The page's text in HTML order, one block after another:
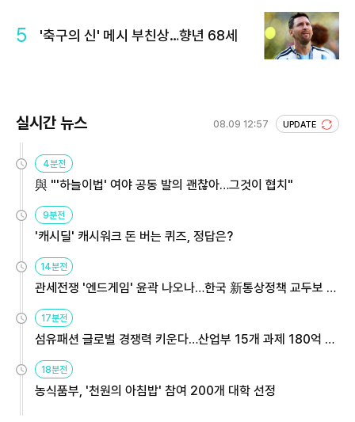
5 '축구의 신' 메시 부친상…향년 68세
실시간 뉴스 08.09 12:57 UPDATE
4분전
與 "'하늘이법' 여야 공동 발의 괜찮아…그것이 협치"
9분전
'캐시딜' 캐시워크 돈 버는 퀴즈, 정답은?
14분전
관세전쟁 '엔드게임' 윤곽 나오나…한국 新통상정책 교두보 활
17분전
섬유패션 글로벌 경쟁력 키운다…산업부 15개 과제 180억 지
18분전
농식품부, '천원의 아침밥' 참여 200개 대학 선정